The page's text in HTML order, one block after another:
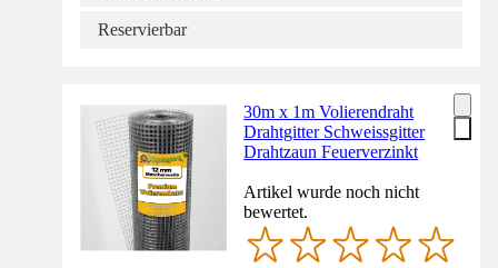
Reservierbar
30m x 1m Volierendraht
Drahtgitter Schweissgitter
Drahtzaun Feuerverzinkt
Artikel wurde noch nicht
bewertet.